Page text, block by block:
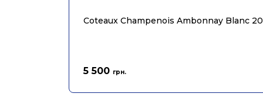
Coteaux Champenois Ambonnay Blanc
5 500 грн.